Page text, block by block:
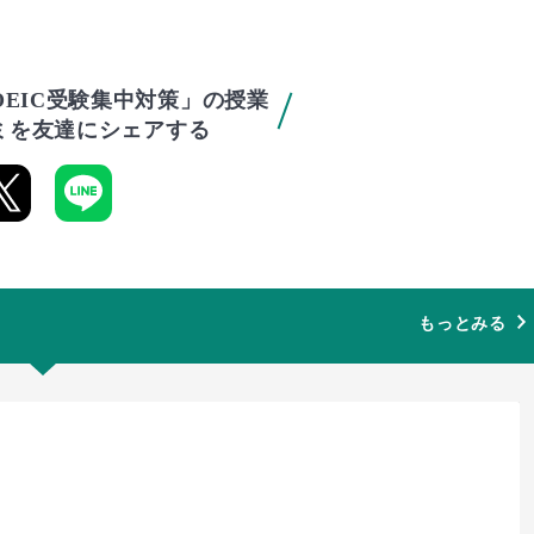
受験集中対策」の授業
を友達にシェアする
もっとみる